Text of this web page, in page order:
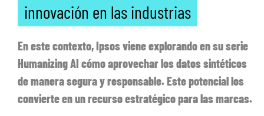
innovación en las industrias
En este contexto, Ipsos viene explorando en su serie
Humanizing AI cómo aprovechar los datos sintéticos
de manera segura y responsable. Este potencial los
convierte en un recurso estratégico para las marcas.